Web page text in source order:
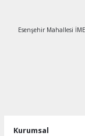
Esenşehir Mahallesi
Kurumsal